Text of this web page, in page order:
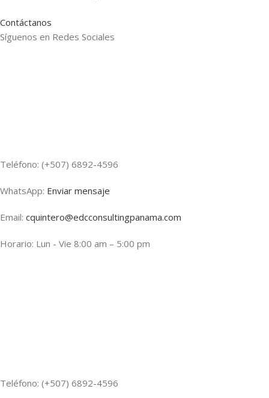
Contáctanos
Síguenos en Redes Sociales
Teléfono: (+507) 6892-4596
WhatsApp: Enviar mensaje
Email: cquintero@edcconsultingpanama.com
Horario: Lun - Vie 8:00 am – 5:00 pm
Teléfono: (+507) 6892-4596